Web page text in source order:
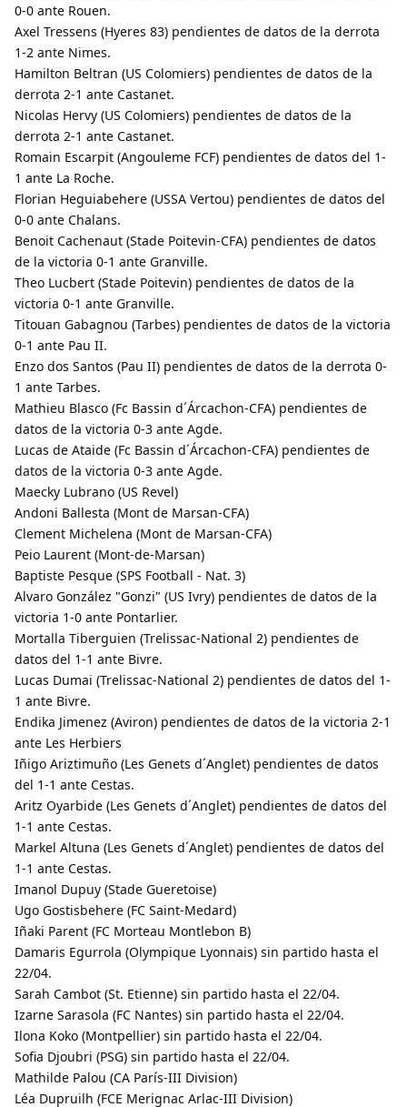
0-0 ante Rouen.
Axel Tressens (Hyeres 83) pendientes de datos de la derrota
1-2 ante Nimes.
Hamilton Beltran (US Colomiers) pendientes de datos de la
derrota 2-1 ante Castanet.
Nicolas Hervy (US Colomiers) pendientes de datos de la
derrota 2-1 ante Castanet.
Romain Escarpit (Angouleme FCF) pendientes de datos del 1-
1 ante La Roche.
Florian Heguiabehere (USSA Vertou) pendientes de datos del
0-0 ante Chalans.
Benoit Cachenaut (Stade Poitevin-CFA) pendientes de datos
de la victoria 0-1 ante Granville.
Theo Lucbert (Stade Poitevin) pendientes de datos de la
victoria 0-1 ante Granville.
Titouan Gabagnou (Tarbes) pendientes de datos de la victoria
0-1 ante Pau II.
Enzo dos Santos (Pau II) pendientes de datos de la derrota 0-
1 ante Tarbes.
Mathieu Blasco (Fc Bassin d´Árcachon-CFA) pendientes de
datos de la victoria 0-3 ante Agde.
Lucas de Ataide (Fc Bassin d´Árcachon-CFA) pendientes de
datos de la victoria 0-3 ante Agde.
Maecky Lubrano (US Revel)
Andoni Ballesta (Mont de Marsan-CFA)
Clement Michelena (Mont de Marsan-CFA)
Peio Laurent (Mont-de-Marsan)
Baptiste Pesque (SPS Football - Nat. 3)
Alvaro González "Gonzi" (US Ivry) pendientes de datos de la
victoria 1-0 ante Pontarlier.
Mortalla Tiberguien (Trelissac-National 2) pendientes de
datos del 1-1 ante Bivre.
Lucas Dumai (Trelissac-National 2) pendientes de datos del 1-
1 ante Bivre.
Endika Jimenez (Aviron) pendientes de datos de la victoria 2-1
ante Les Herbiers
Iñigo Ariztimuño (Les Genets d´Anglet) pendientes de datos
del 1-1 ante Cestas.
Aritz Oyarbide (Les Genets d´Anglet) pendientes de datos del
1-1 ante Cestas.
Markel Altuna (Les Genets d´Anglet) pendientes de datos del
1-1 ante Cestas.
Imanol Dupuy (Stade Gueretoise)
Ugo Gostisbehere (FC Saint-Medard)
Iñaki Parent (FC Morteau Montlebon B)
Damaris Egurrola (Olympique Lyonnais) sin partido hasta el
22/04.
Sarah Cambot (St. Etienne) sin partido hasta el 22/04.
Izarne Sarasola (FC Nantes) sin partido hasta el 22/04.
Ilona Koko (Montpellier) sin partido hasta el 22/04.
Sofia Djoubri (PSG) sin partido hasta el 22/04.
Mathilde Palou (CA París-III Division)
Léa Dupruilh (FCE Merignac Arlac-III Division)